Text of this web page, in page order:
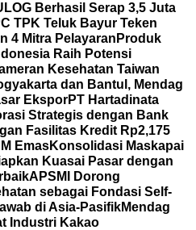
Berhasil Serap 3,5 Juta
TPK Teluk Bayur Teken
4 Mitra Pelayaran Produk
Raih Potensi
Kesehatan Taiwan
dan Bantul, Mendag
EksporPT Hartadinata
Strategis dengan Bank
Fasilitas Kredit Rp2,175
EmasKonsolidasi Maskapai
Kuasai Pasar dengan
APSMI Dorong
sebagai Fondasi Self-
di Asia-PasifikMendag
Industri Kakao